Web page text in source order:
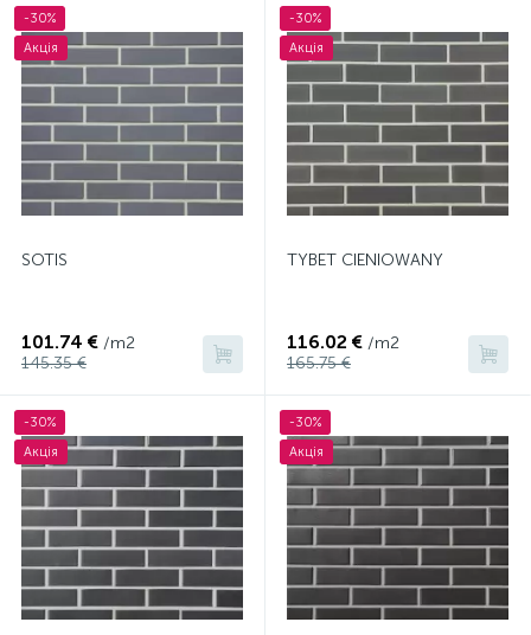
-30%
Акція
SOTIS
101.74 € /m2
145.35 €
-30%
Акція
TYBET CIENIOWANY
116.02 € /m2
165.75 €
-30%
Акція
-30%
Акція